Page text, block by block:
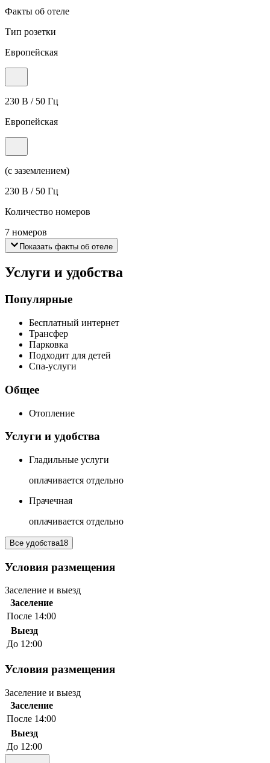
Факты об отеле
Тип розетки
Европейская
230 В / 50 Гц
Европейская
(с заземлением)
230 В / 50 Гц
Количество номеров
7 номеров
Показать факты об отеле
Услуги и удобства
Популярные
Бесплатный интернет
Трансфер
Парковка
Подходит для детей
Спа-услуги
Общее
Отопление
Услуги и удобства
Гладильные услуги
оплачивается отдельно
Прачечная
оплачивается отдельно
Все удобства18
Условия размещения
Заселение и выезд
Заселение
После 14:00
Выезд
До 12:00
Условия размещения
Заселение и выезд
Заселение
После 14:00
Выезд
До 12:00